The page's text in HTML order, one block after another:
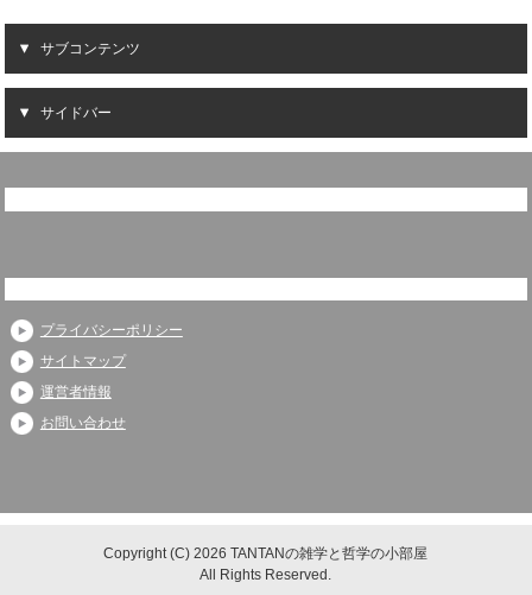
サブコンテンツ
サイドバー
プライバシーポリシー
サイトマップ
運営者情報
お問い合わせ
Copyright (C) 2026 TANTANの雑学と哲学の小部屋
All Rights Reserved.